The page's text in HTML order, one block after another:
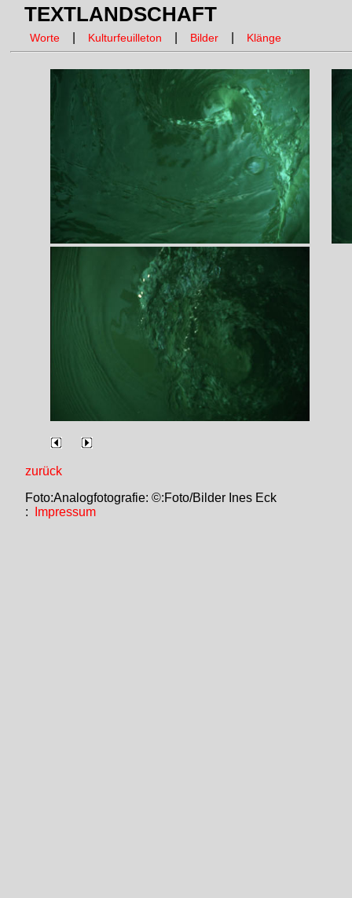
TEXTLANDSCHAFT
Worte Kulturfeuilleton Bilder Klänge
zurück
Foto:Analogfotografie: ©:Foto/Bilder Ines Eck
:
Impressum